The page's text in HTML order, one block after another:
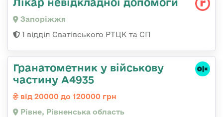
Запоріжжя
1 відділ Сватівського РТЦК та СП
Гранатометник у військову
частину А4935
від 20000 до 120000 грн
Рівне, Рівненська область